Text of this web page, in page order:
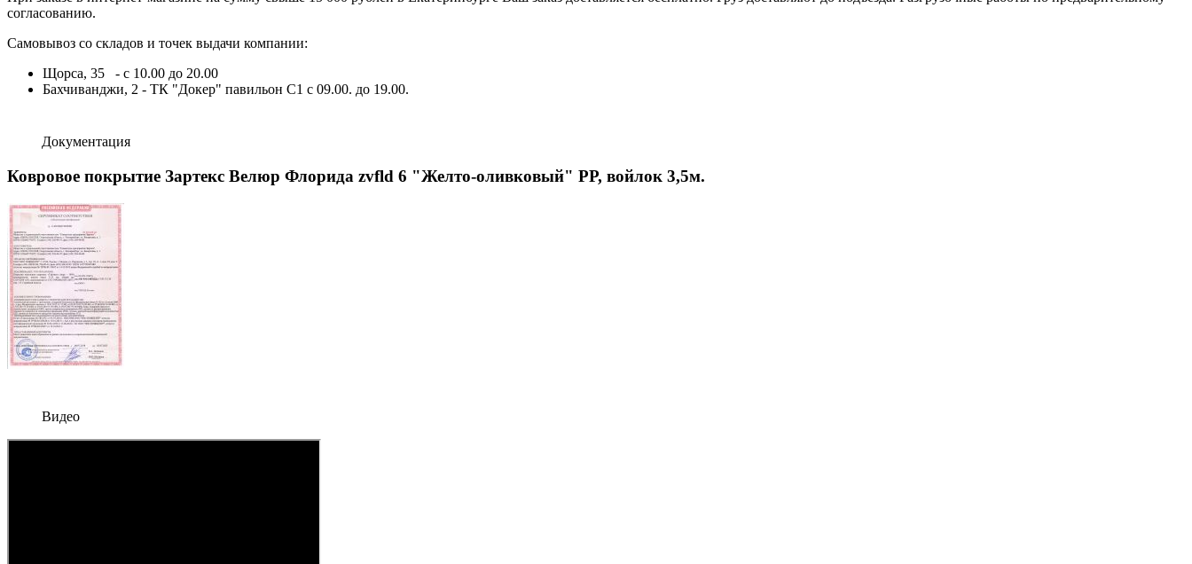
согласованию.
Самовывоз со складов и точек выдачи компании:
Щорса, 35 - с 10.00 до 20.00
Бахчиванджи, 2 - ТК "Докер" павильон С1 с 09.00. до 19.00.
Документация
Ковровое покрытие Зартекс Велюр Флорида zvfld 6 "Желто-оливковый" PP, войлок 3,5м.
Видео